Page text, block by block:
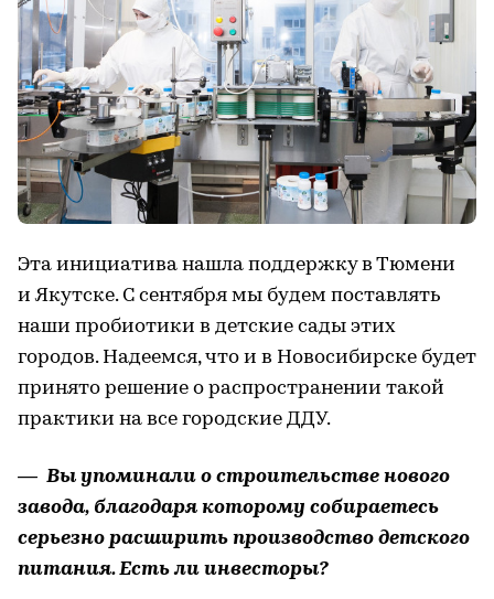
Эта инициатива нашла поддержку в Тюмени
и Якутске. С сентября мы будем поставлять
наши пробиотики в детские сады этих
городов. Надеемся, что и в Новосибирске будет
принято решение о распространении такой
практики на все городские ДДУ.
— Вы упоминали о строительстве нового
завода, благодаря которому собираетесь
серьезно расширить производство детского
питания. Есть ли инвесторы?